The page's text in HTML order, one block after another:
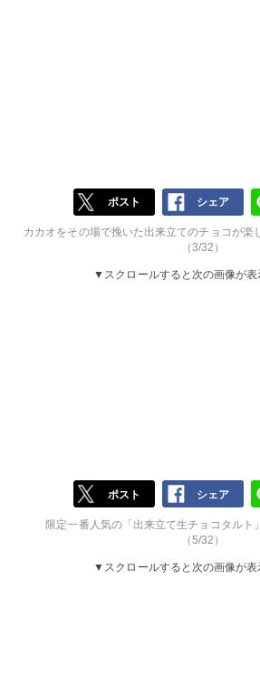
ポスト シェア
カカオをその場で挽いた出来立てのチョコが楽
（3/32）
▼スクロールすると次の画像が表
ポスト シェア
限定一番人気の「出来立て生チョコタルト
（5/32）
▼スクロールすると次の画像が表